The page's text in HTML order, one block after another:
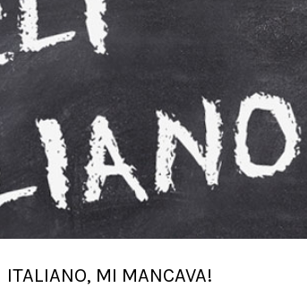
ITALIANO, MI MANCAVA!